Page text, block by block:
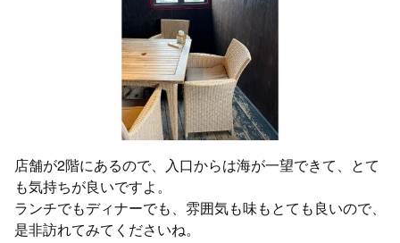
店舗が2階にあるので、入口からは海が一望できて、とて
も気持ちが良いですよ。
ランチでもディナーでも、雰囲気も味もとても良いので、
是非訪れてみてくださいね。